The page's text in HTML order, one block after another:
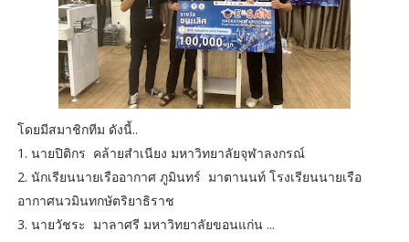
โดยมีสมาชิกทีม ดังนี้..
1. นายปิติกร คล้ายสำเนียง มหาวิทยาลัยจุฬาลงกรณ์
2. นักเรียนนายเรืออากาศ ภูมินทร์ มาตานนท์ โรงเรียนนายเรือ
อากาศนวมินทกษัตริยาธิราช
3. นายวัชระ มาลาศรี มหาวิทยาลัยขอนแก่น ...